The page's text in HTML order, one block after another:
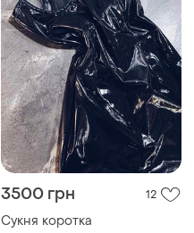
3500 грн 12
Сукня коротка